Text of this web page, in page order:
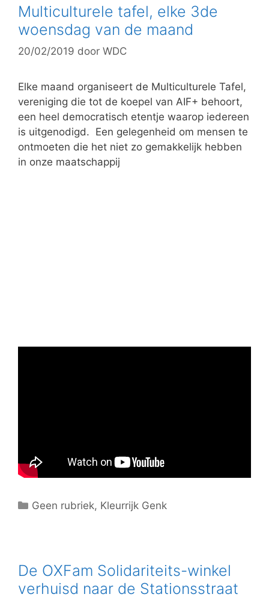
g
r
i
ë
n
Multiculturele tafel, elke 3de
woensdag van de maand
20/02/2019 door WDC
Elke maand organiseert de Multiculturele Tafel,
vereniging die tot de koepel van AIF+ behoort,
een heel democratisch etentje waarop iedereen
is uitgenodigd. Een gelegenheid om mensen te
ontmoeten die het niet zo gemakkelijk hebben
in onze maatschappij
C
g
r
Geen rubriek, Kleurrijk Genk
De OXFam Solidariteits-winkel
verhuisd naar de Stationsstraat